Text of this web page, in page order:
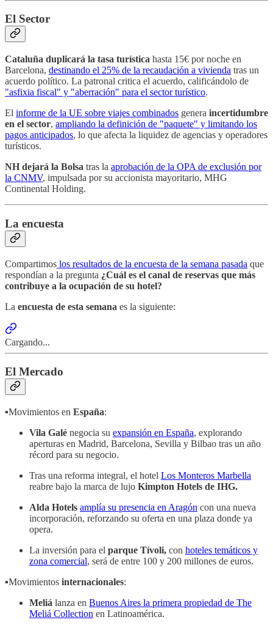
El Sector
Cataluña duplicará la tasa turística hasta 15€ por noche en
Barcelona, destinando el 25% de la recaudación a vivienda tras un
acuerdo político. La patronal critica el acuerdo, calificándolo de
"asfixia fiscal" y "aberración" para el sector turístico.
El informe de la UE sobre viajes combinados genera incertidumbre
en el sector, ampliando la definición de "paquete" y limitando los
pagos anticipados, lo que afecta la liquidez de agencias y operadores
turísticos.
NH dejará la Bolsa tras la aprobación de la OPA de exclusión por
la CNMV, impulsada por su accionista mayoritario, MHG
Continental Holding.
La encuesta
Compartimos los resultados de la encuesta de la semana pasada que
respondían a la pregunta ¿Cuál es el canal de reservas que más
contribuye a la ocupación de su hotel?
La encuesta de esta semana es la siguiente:
Cargando...
El Mercado
▪️Movimientos en España:
Vila Galé negocia su expansión en España, explorando
aperturas en Madrid, Barcelona, Sevilla y Bilbao tras un año
récord para su negocio.
Tras una reforma integral, el hotel Los Monteros Marbella
reabre bajo la marca de lujo Kimpton Hotels de IHG.
Alda Hotels amplía su presencia en Aragón con una nueva
incorporación, reforzando su oferta en una plaza donde ya
opera.
La inversión para el parque Tívoli, con hoteles temáticos y
zona comercial, será de entre 100 y 200 millones de euros.
▪️Movimientos internacionales:
Meliá lanza en Buenos Aires la primera propiedad de The
Meliá Collection en Latinoamérica.